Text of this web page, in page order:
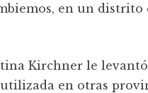
en un
Kirchner le
en otras